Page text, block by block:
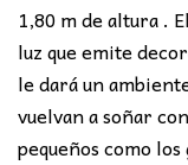
1,80 m de altura .
luz que emite
le dará un
vuelvan a soñar
pequeños como los